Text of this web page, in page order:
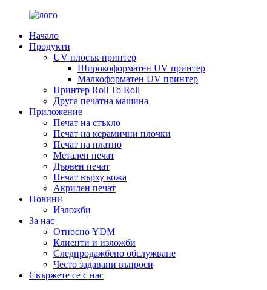
Начало
Продукти
UV плосък принтер
Широкоформатен UV принтер
Малкоформатен UV принтер
Принтер Roll To Roll
Друга печатна машина
Приложение
Печат на стъкло
Печат на керамични плочки
Печат на платно
Метален печат
Дървен печат
Печат върху кожа
Акрилен печат
Новини
Изложби
За нас
Относно YDM
Клиенти и изложби
Следпродажбено обслужване
Често задавани въпроси
Свържете се с нас